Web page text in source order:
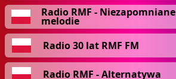
Radio RMF - Niezapomniane
melodie
Radio 30 lat RMF FM
Radio RMF - Alternatywa